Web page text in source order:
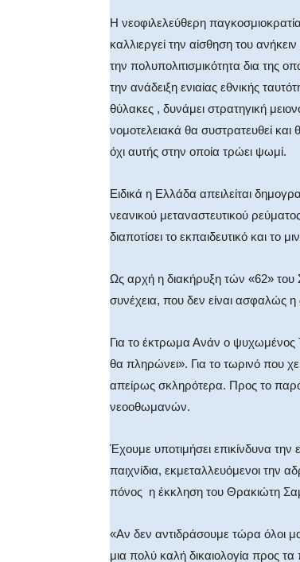
Η νεοφιλελεύθερη
καλλιεργεί την αίσθηση του
την πολυπολιτισμικότητα δια της
την ανάδειξη ενιαίας εθνικής
θύλακες , δυνάμει στρατηγική
νομοτελειακά θα συστρατευθεί και
όχι αυτής στην οποία τρώει ψωμί.
Ειδικά η Ελλάδα απειλείται
νεανικού μεταναστευτικού
διαποτίσει το εκπαιδευτικό και το
Ως αρχή η διακήρυξη τών «62» του
συνέχεια, που δεν είναι ασφαλώς
Για το έκτρωμα Ανάν ο ψυχωμένος
θα πληρώνει». Για το τωρινό που
απείρως σκληρότερα. Προς το
νεοοθωμανών.
Έχουμε υποτιμήσει επικίνδυνα
παιχνίδια, εκμεταλλευόμενοι την
πόνος η έκκληση του Θρακιώτη
«Αν δεν αντιδράσουμε τώρα όλοι
μια πολύ καλή δικαιολογία προς